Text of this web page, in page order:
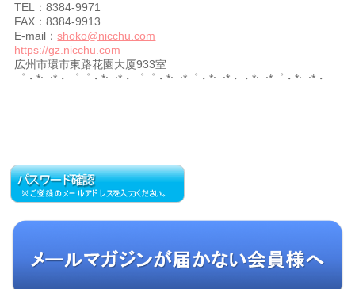
TEL：8384-9971
FAX：8384-9913
E-mail：shoko@nicchu.com
https://gz.nicchu.com
広州市環市東路花園大厦933室
゜・*:..:*・゜゜・*:..:*・゜゜・*:..:*゜・*:..:*・・*:..:*゜・*:..:*・